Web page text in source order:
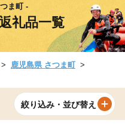
ま町 -
礼品一覧
鹿児島県 さつま町
絞り込み・並び替え